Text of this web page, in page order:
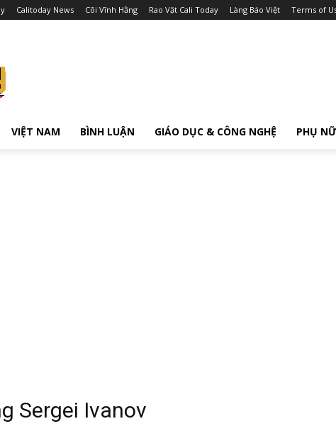
Calitoday News Cõi Vĩnh Hằng Rao Vặt Cali Today Làng Báo Việt Terms of
VIỆT NAM BÌNH LUẬN GIÁO DỤC & CÔNG NGHỆ PHỤ NỮ
Sergei Ivanov